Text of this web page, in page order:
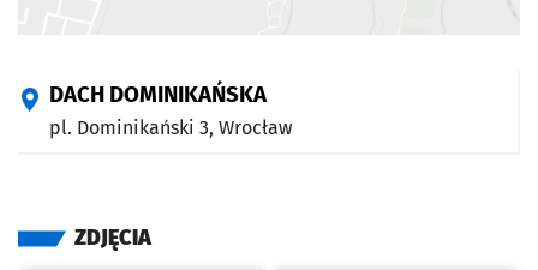
DACH DOMINIKAŃSKA
pl. Dominikański 3, Wrocław
ZDJĘCIA